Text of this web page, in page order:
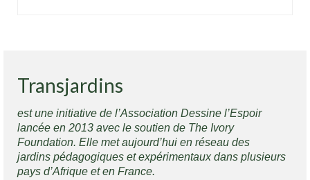
Transjardins
est une initiative de l’Association Dessine l’Espoir
lancée en 2013 avec le soutien de The Ivory
Foundation. Elle met aujourd’hui en réseau des
jardins pédagogiques et expérimentaux dans plusieurs
pays d’Afrique et en France.